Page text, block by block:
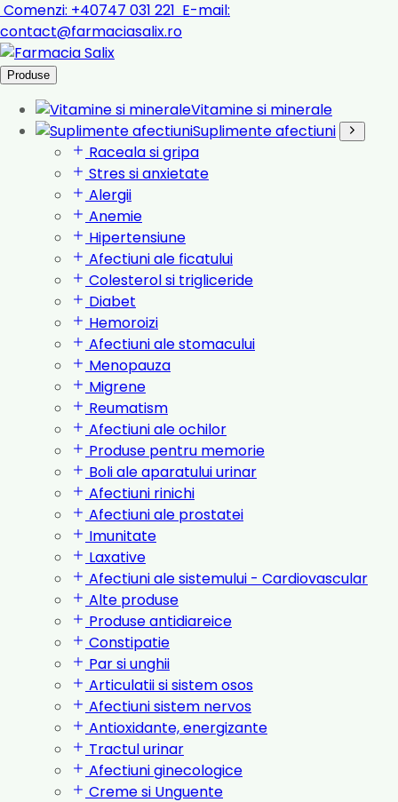
Comenzi: +40747 031 221 E-mail:
contact@farmaciasalix.ro
Produse
Vitamine si minerale
Suplimente afectiuni
Raceala si gripa
Stres si anxietate
Alergii
Anemie
Hipertensiune
Afectiuni ale ficatului
Colesterol si trigliceride
Diabet
Hemoroizi
Afectiuni ale stomacului
Menopauza
Migrene
Reumatism
Afectiuni ale ochilor
Produse pentru memorie
Boli ale aparatului urinar
Afectiuni rinichi
Afectiuni ale prostatei
Imunitate
Laxative
Afectiuni ale sistemului - Cardiovascular
Alte produse
Produse antidiareice
Constipatie
Par si unghii
Articulatii si sistem osos
Afectiuni sistem nervos
Antioxidante, energizante
Tractul urinar
Afectiuni ginecologice
Creme si Unguente